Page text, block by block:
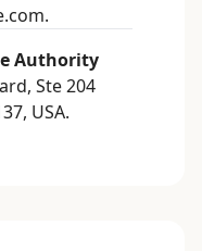
.
Authority
Ste 204
USA.